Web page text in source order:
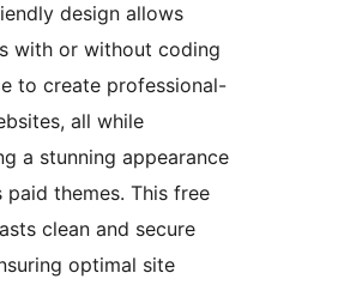
design allows
with or without coding
to create professional-
all while
a stunning appearance
paid themes. This free
clean and secure
optimal site